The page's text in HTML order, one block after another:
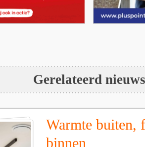
Gerelateerd nieuws
Warmte buiten,
binnen